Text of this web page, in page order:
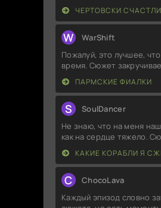
ЧЕРТОВСКИ
W WarShift
Пожалуй, это лучшее,
время. Сюжет
ПАРМСКИЕ ФИАЛКИ
S SoulDancer
Не знаю, что на меня
как на сердце тяжело.
КАКИЕ КОРАБЛИ Я
C ChocoLava
Каждый эпизод словно